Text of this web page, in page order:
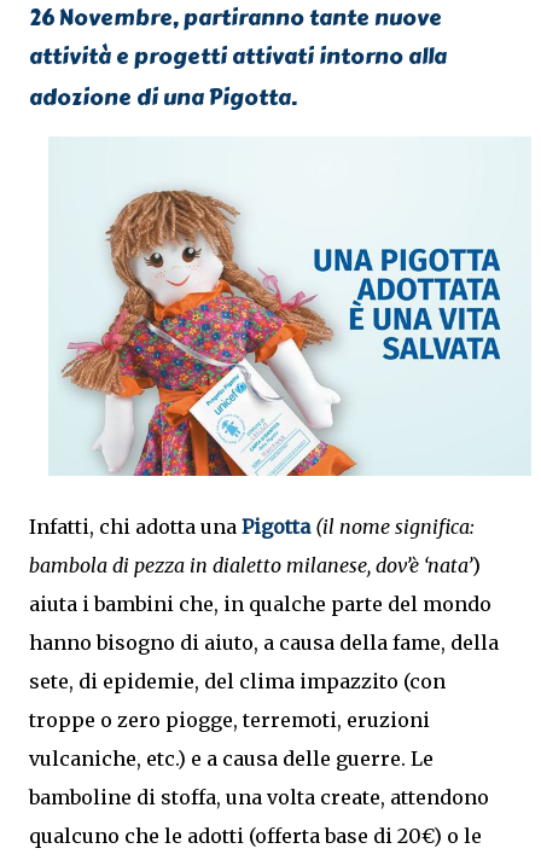
26 Novembre, partiranno tante nuove
attività e progetti attivati intorno alla
adozione di una Pigotta.
Infatti, chi adotta una Pigotta (il nome significa:
bambola di pezza in dialetto milanese, dov’è ‘nata’)
aiuta i bambini che, in qualche parte del mondo
hanno bisogno di aiuto, a causa della fame, della
sete, di epidemie, del clima impazzito (con
troppe o zero piogge, terremoti, eruzioni
vulcaniche, etc.) e a causa delle guerre. Le
bamboline di stoffa, una volta create, attendono
qualcuno che le adotti (offerta base di 20€) o le